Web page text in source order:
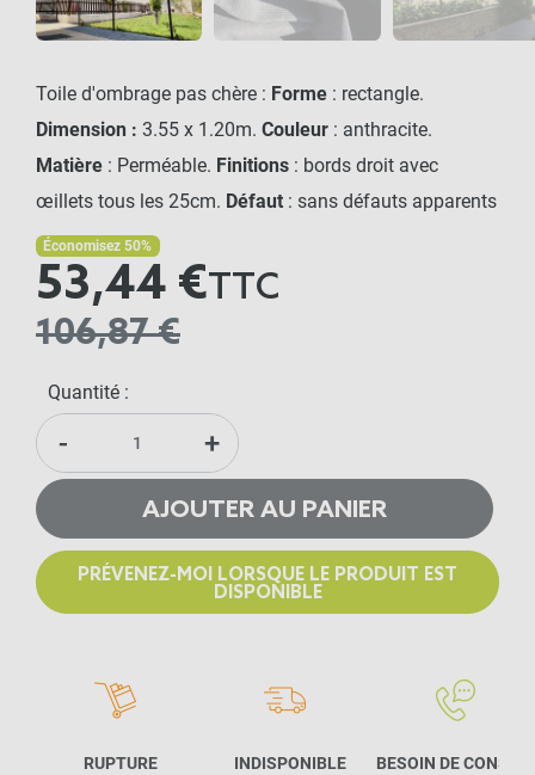
Toile d'ombrage pas chère : Forme : rectangle.
Dimension : 3.55 x 1.20m. Couleur : anthracite.
Matière : Perméable. Finitions : bords droit avec
œillets tous les 25cm. Défaut : sans défauts apparents
Économisez 50%
53,44 €TTC
106,87 €
Quantité :
- +
AJOUTER AU PANIER
PRÉVENEZ-MOI LORSQUE LE PRODUIT EST
DISPONIBLE
RUPTURE INDISPONIBLE BESOIN DE CONSEIL